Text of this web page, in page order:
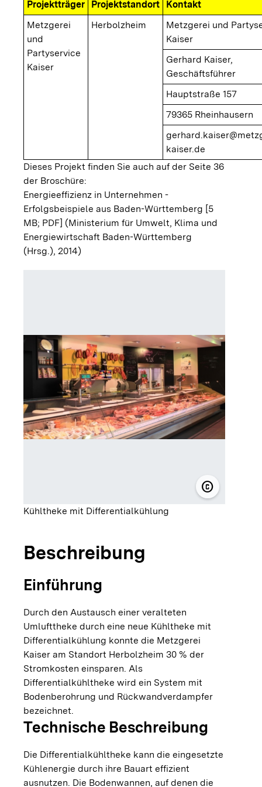
Projektträger Projektstandort
Kontakt
Metzgerei
und
Partyservice
Kaiser
Herbolzheim
Metzgerei und
Kaiser
Gerhard Kaiser,
Geschäftsführer
Hauptstraße 157
79365 Rheinhausern
kaiser.de
Dieses Projekt finden Sie auch auf der Seite 36
der Broschüre:
Energieeffizienz in Unternehmen -
Erfolgsbeispiele aus Baden-Württemberg [5
MB; PDF] (Ministerium für Umwelt, Klima und
Energiewirtschaft Baden-Württemberg
(Hrsg.), 2014)
copyright© Metzgerei
Kühltheke mit Differentialkühlung
Beschreibung
Einführung
Durch den Austausch einer veralteten
Umlufttheke durch eine neue Kühltheke mit
Differentialkühlung konnte die Metzgerei
Kaiser am Standort Herbolzheim 30 % der
Stromkosten einsparen. Als
Differentialkühltheke wird ein System mit
Bodenberohrung und Rückwandverdampfer
bezeichnet.
Technische Beschreibung
Die Differentialkühltheke kann die eingesetzte
Kühlenergie durch ihre Bauart effizient
ausnutzen. Die Bodenwannen, auf denen die